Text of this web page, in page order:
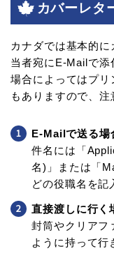
カバーレタ
カナダでは基本的
当者宛にE-Mailで添
場合によってはプ
もありますので、注
E-Mailで送る場
件名には「
名)」または「
どの役職名を記
直接渡しに行く
封筒やクリアフ
ように持って行